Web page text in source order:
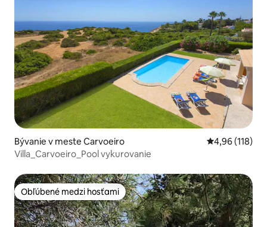
Bývanie v meste Carvoeiro Priemerné
4,96 (118)
Villa_Carvoeiro_Pool vykurovanie
Obľúbené medzi hosťami
Obľúbené medzi hosťami